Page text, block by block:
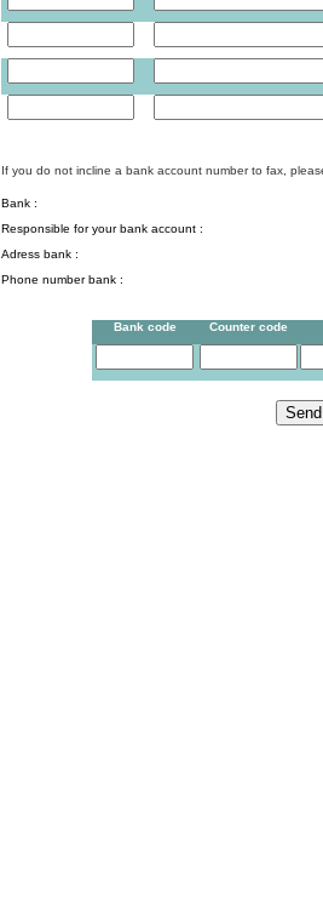
If you do not incline a bank account number to fax,
Bank :
Responsible for your bank account :
Adress bank :
Phone number bank :
Bank code Counter code